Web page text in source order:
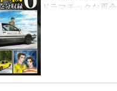
ドラマチックな再
想とはウラハラに